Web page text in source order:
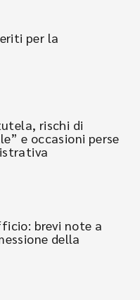
per la
rischi di
e occasioni perse
brevi note a
della